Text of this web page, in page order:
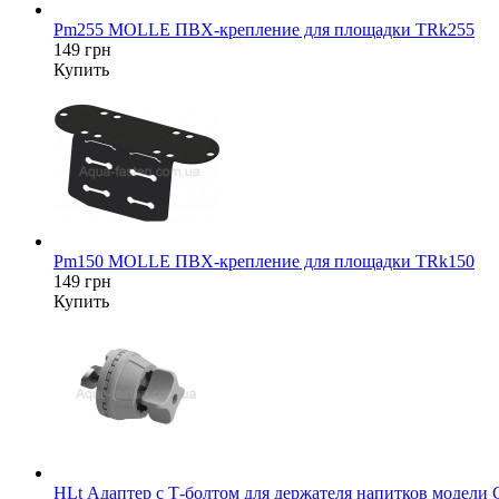
Pm255 MOLLE ПВХ-крепление для площадки TRk255
149 грн
Купить
Pm150 MOLLE ПВХ-крепление для площадки TRk150
149 грн
Купить
HLt Адаптер c Т-болтом для держателя напитков модели